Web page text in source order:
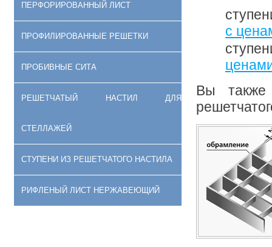
ПЕРФОРИРОВАННЫЙ ЛИСТ
ПРОФИЛИРОВАННЫЕ РЕШЕТКИ
ПРОБИВНЫЕ СИТА
РЕШЕТЧАТЫЙ НАСТИЛ ДЛЯ
СТЕЛЛАЖЕЙ
СТУПЕНИ ИЗ РЕШЕТЧАТОГО НАСТИЛА
РИФЛЕНЫЙ ЛИСТ НЕРЖАВЕЮЩИЙ
с
Вы также